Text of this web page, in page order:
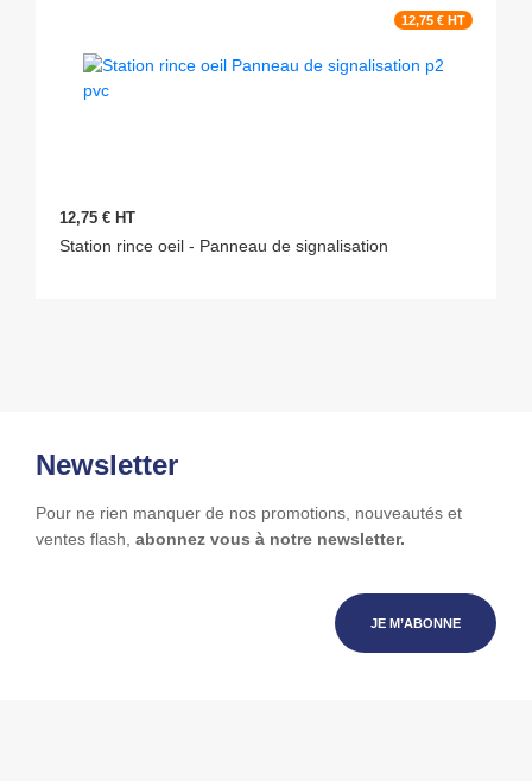
12,75 € HT
12,75 € HT
Station rince oeil - Panneau de signalisation
Newsletter
Pour ne rien manquer de nos promotions, nouveautés et
ventes flash, abonnez vous à notre newsletter.
JE M’ABONNE